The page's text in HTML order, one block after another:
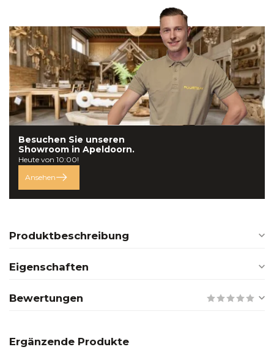
Besuchen Sie unseren
Showroom in Apeldoorn.
Heute von 10:00!
Ansehen
Produktbeschreibung
Eigenschaften
Bewertungen
Ergänzende Produkte